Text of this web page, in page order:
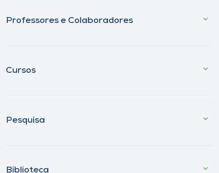
Professores e Colaboradores
Cursos
Pesquisa
Biblioteca